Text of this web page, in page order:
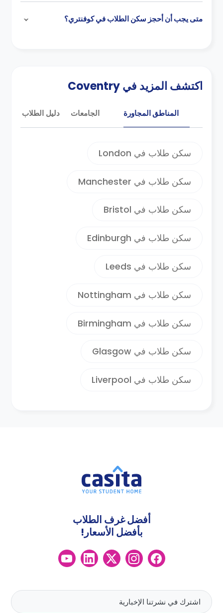
تقع مدينه كوفنتري بشرق برامنجهام ومنطقه
بمجموعه روسل كما انها تقع خارج المدينه
اتحاد الرجبي والذي يمكن الحديث عنه علي انه
اكثر شعبيه بالمدينه من كره القدم . كما تعد
يقام بها الكثير من الفعاليات الثقافيه الدوريه
والمعروف عالميا وهو يعد اكبر مهرجان حر
جوديفا سلفا للفلكلور الشعبي بكوفنتري .
متى يجب أن أحجز سكن الطلاب في كوفنتري؟
اكتشف المزيد في Coventry
المناطق المجاورة الجامعات دليل الطلاب
سكن طلاب في London
سكن طلاب في Manchester
سكن طلاب في Bristol
سكن طلاب في Edinburgh
سكن طلاب في Leeds
سكن طلاب في Nottingham
سكن طلاب في Birmingham
سكن طلاب في Glasgow
سكن طلاب في Liverpool
أفضل غرف الطلاب
بأفضل الأسعار!